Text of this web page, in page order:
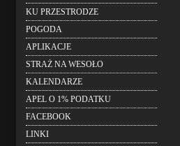
KU PRZESTRODZE
POGODA
APLIKACJE
STRAŻ NA WESOŁO
KALENDARZE
APEL O 1% PODATKU
FACEBOOK
LINKI